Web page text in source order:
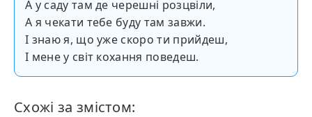
А у саду там де черешні розцвіли,
А я чекати тебе буду там завжи.
І знаю я, що уже скоро ти прийдеш,
І мене у світ кохання поведеш.
Схожі за змістом: